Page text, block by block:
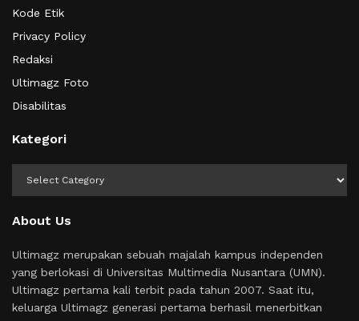
Kode Etik
Privacy Policy
Redaksi
Ultimagz Foto
Disabilitas
Kategori
About Us
Ultimagz merupakan sebuah majalah kampus independen
yang berlokasi di Universitas Multimedia Nusantara (UMN).
Ultimagz pertama kali terbit pada tahun 2007. Saat itu,
keluarga Ultimagz generasi pertama berhasil menerbitkan